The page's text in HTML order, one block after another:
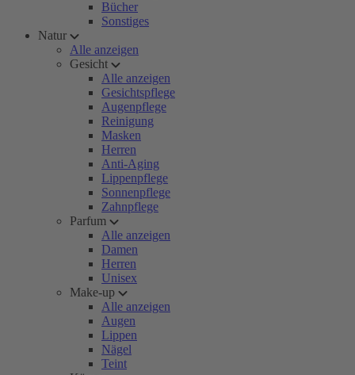
Bücher
Sonstiges
Natur
Alle anzeigen
Gesicht
Alle anzeigen
Gesichtspflege
Augenpflege
Reinigung
Masken
Herren
Anti-Aging
Lippenpflege
Sonnenpflege
Zahnpflege
Parfum
Alle anzeigen
Damen
Herren
Unisex
Make-up
Alle anzeigen
Augen
Lippen
Nägel
Teint